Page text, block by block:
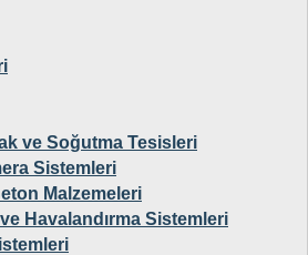
ve Soğutma Tesisleri
Sistemleri
Malzemeleri
Havalandırma Sistemleri